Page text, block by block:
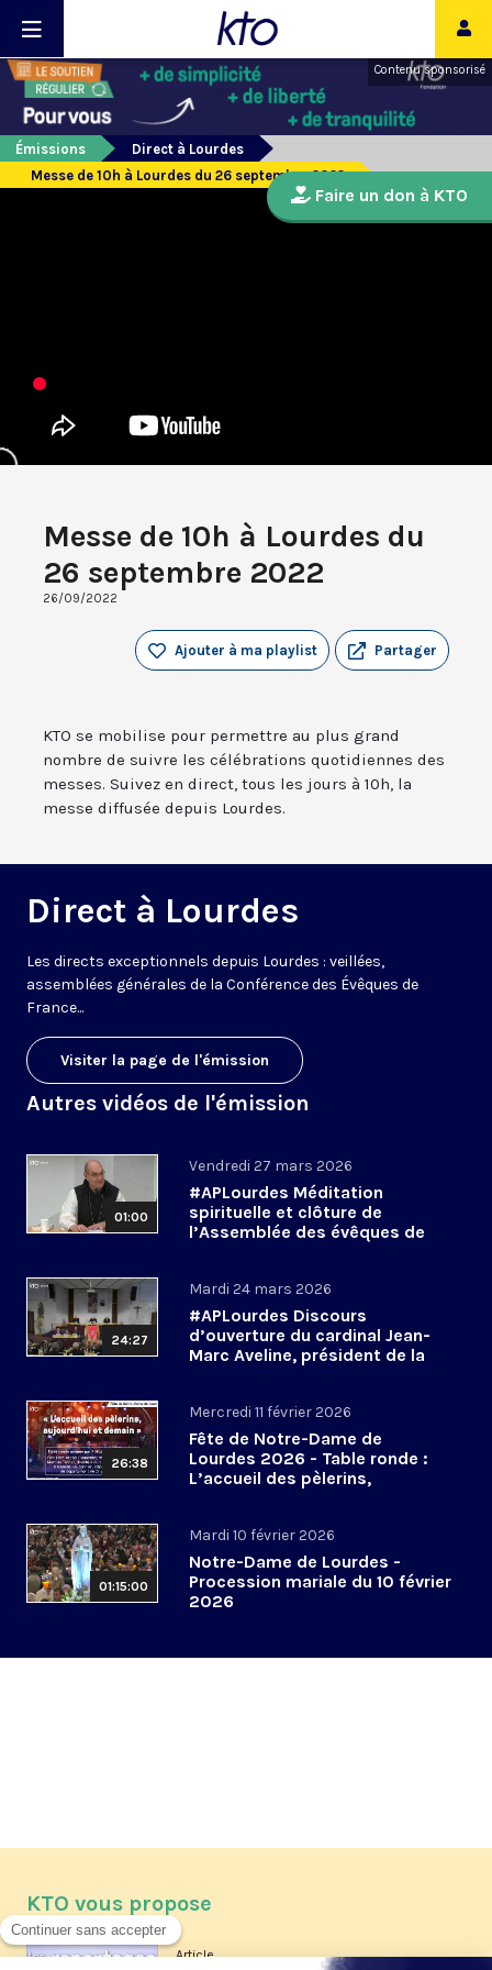
Contenu sponsorisé
Émissions
Direct à Lourdes
Messe de 10h à Lourdes du 26 septembre 2022
Messe de 10h à Lourdes du
26 septembre 2022
26/09/2022
Partager
Ajouter à ma playlist
KTO se mobilise pour permettre au plus grand
nombre de suivre les célébrations quotidiennes des
messes. Suivez en direct, tous les jours à 10h, la
messe diffusée depuis Lourdes.
Direct à Lourdes
Les directs exceptionnels depuis Lourdes : veillées,
assemblées générales de la Conférence des Évêques de
France...
Visiter la page de l'émission
Autres vidéos de l'émission
01:00
Vendredi 27 mars 2026
#APLourdes Méditation
spirituelle et clôture de
l’Assemblée des évêques de
24:27
Mardi 24 mars 2026
#APLourdes Discours
d’ouverture du cardinal Jean-
Marc Aveline, président de la
26:38
Mercredi 11 février 2026
Fête de Notre-Dame de
Lourdes 2026 - Table ronde :
L’accueil des pèlerins,
01:15:00
Mardi 10 février 2026
Notre-Dame de Lourdes -
Procession mariale du 10 février
2026
Faire un don à KTO
KTO vous propose
Article